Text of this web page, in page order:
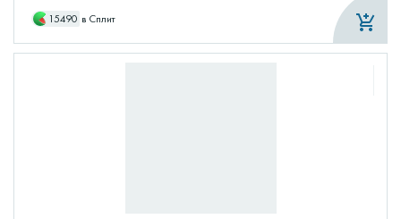
15490 в Сплит